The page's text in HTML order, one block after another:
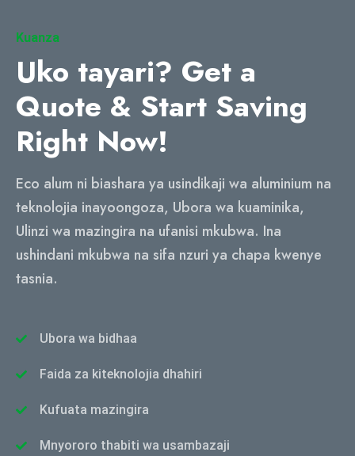
Kuanza
Uko tayari? Get a
Quote & Start Saving
Right Now!
Eco alum ni biashara ya usindikaji wa aluminium na
teknolojia inayoongoza, Ubora wa kuaminika,
Ulinzi wa mazingira na ufanisi mkubwa. Ina
ushindani mkubwa na sifa nzuri ya chapa kwenye
tasnia.
Ubora wa bidhaa
Faida za kiteknolojia dhahiri
Kufuata mazingira
Mnyororo thabiti wa usambazaji